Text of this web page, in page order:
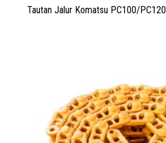
Tautan Jalur Komatsu PC100/PC120